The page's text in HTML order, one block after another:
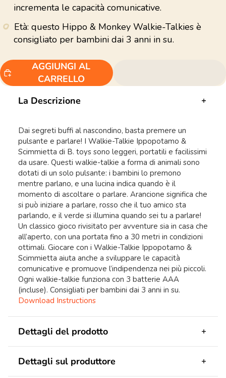
incrementa le capacità comunicative.
Età: questo Hippo & Monkey Walkie-Talkies è
consigliato per bambini dai 3 anni in su.
AGGIUNGI AL
CARRELLO
La Descrizione
Dai segreti buffi al nascondino, basta premere un
pulsante e parlare! I Walkie-Talkie Ippopotamo &
Scimmietta di B. toys sono leggeri, portatili e facilissimi
da usare. Questi walkie-talkie a forma di animali sono
dotati di un solo pulsante: i bambini lo premono
mentre parlano, e una lucina indica quando è il
momento di ascoltare o parlare. Arancione significa che
si può iniziare a parlare, rosso che il tuo amico sta
parlando, e il verde si illumina quando sei tu a parlare!
Un classico gioco rivisitato per avventure sia in casa che
all’aperto, con una portata fino a 30 metri in condizioni
ottimali. Giocare con i Walkie-Talkie Ippopotamo &
Scimmietta aiuta anche a sviluppare le capacità
comunicative e promuove l’indipendenza nei più piccoli.
Ogni walkie-talkie funziona con 3 batterie AAA
(incluse). Consigliati per bambini dai 3 anni in su.
Download Instructions
Dettagli del prodotto
Dettagli sul produttore